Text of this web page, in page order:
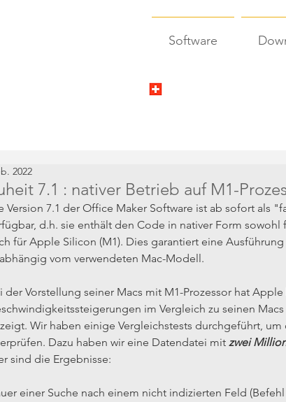
Software
7.1 : nativer Betrieb auf M1-
2022
Version 7.1 der Office Maker Software ist ab sofort als
d.h. sie enthält den Code in nativer Form sowohl
für Apple Silicon (M1). Dies garantiert eine
vom verwendeten Mac-Modell.
der Vorstellung seiner Macs mit M1-Prozessor hat
im Vergleich zu seinen
Wir haben einige Vergleichstests durchgeführt,
Dazu haben wir eine Datendatei mit zwei
sind die Ergebnisse:
einer Suche nach einem nicht indizierten Feld (Befehl